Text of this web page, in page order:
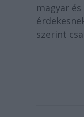
magyar
szerint